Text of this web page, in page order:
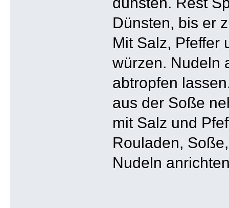
Dünsten, bis er
Mit Salz, Pfeffer
würzen. Nudeln
abtropfen
aus der Soße
mit Salz und
Rouladen,
Nudeln